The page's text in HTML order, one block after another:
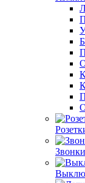
Звонки